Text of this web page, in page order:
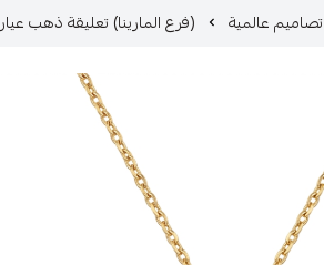
تصاميم عالمية (فرع المارينا) تعليقة ذهب عيار 18 الوزن 8.59جرام